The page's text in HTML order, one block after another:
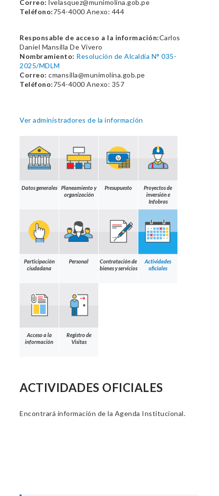
Correo: lvelasquez@munimolina.gob.pe
Teléfono:754-4000 Anexo: 444
Responsable de acceso a la información:Carlos
Daniel Mansilla De Vivero
Nombramiento: Resolución de Alcaldía N° 035-
2025/MDLM
Correo: cmansilla@munimolina.gob.pe
Teléfono:754-4000 Anexo: 357
Ver administradores de la información
Datos generales
Planeamiento y
organización
Presupuesto
Proyectos de
inversión e
Infobras
Participación
ciudadana
Personal
Contratación de
bienes y servicios
Actividades
oficiales
Acceso a la
información
Registro de
Visitas
ACTIVIDADES OFICIALES
Encontrará información de la Agenda Institucional.